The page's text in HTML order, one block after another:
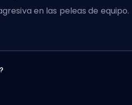
en las peleas de equipo.